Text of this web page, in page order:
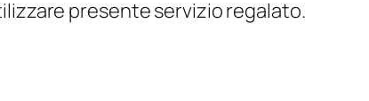
presente servizio regalato.